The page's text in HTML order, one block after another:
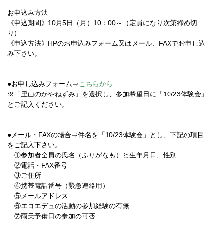
お申込み方法
《申込期間》10月5日（月）10：00～（定員になり次第締め切
り）
《申込方法》HPのお申込みフォーム又はメール、FAXでお申し込
み下さい。
●お申し込みフォーム⇒こちらから
※「里山のかやねずみ」を選択し、参加希望日に「10/23体験会」
とご記入ください。
●メール・FAXの場合⇒件名を「10/23体験会」とし、下記の項目
をご記入下さい。
①参加者全員の氏名（ふりがなも）と生年月日、性別
②電話・FAX番号
③ご住所
④携帯電話番号（緊急連絡用）
⑤メールアドレス
⑥エコエデュの活動の参加経験の有無
⑦雨天予備日の参加の可否